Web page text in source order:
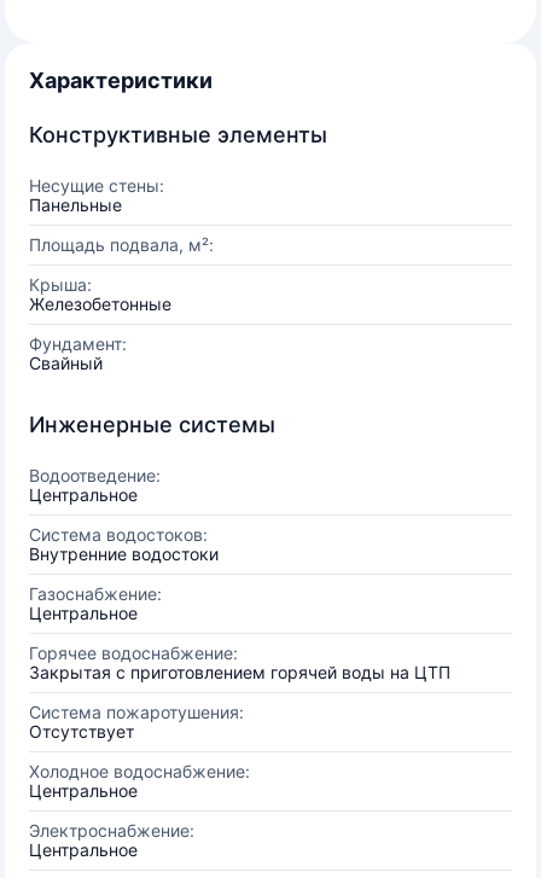
Характеристики
Конструктивные элементы
Несущие стены:
Панельные
Площадь подвала, м²:
Крыша:
Железобетонные
Фундамент:
Свайный
Инженерные системы
Водоотведение:
Центральное
Система водостоков:
Внутренние водостоки
Газоснабжение:
Центральное
Горячее водоснабжение:
Закрытая с приготовлением горячей воды на ЦТП
Система пожаротушения:
Отсутствует
Холодное водоснабжение:
Центральное
Электроснабжение:
Центральное